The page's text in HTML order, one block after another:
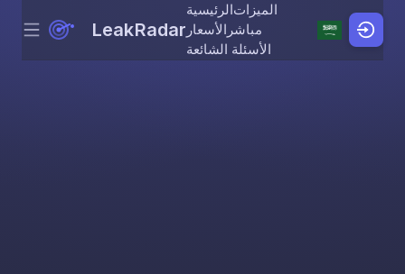
Skip to content
Menu LeakRadar
الرئيسيةالميزات
الأسعار مباشر
الأسئلة الشائعة